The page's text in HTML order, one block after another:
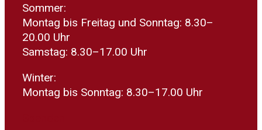
Sommer:
Montag bis Freitag und Sonntag: 8.30–
20.00 Uhr
Samstag: 8.30–17.00 Uhr
Winter:
Montag bis Sonntag: 8.30–17.00 Uhr